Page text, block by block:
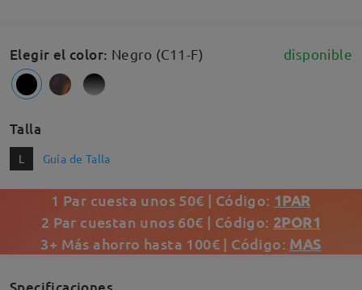
Elegir el color: Negro (C11-F) disponible
Talla
L Guía de Talla
1 Par cuesta unos 50€ | Código: 1PAR
2 Par cuestan unos 60€ | Código: 2POR1
3+ Más ahorro hasta 100€ | Código: MAS